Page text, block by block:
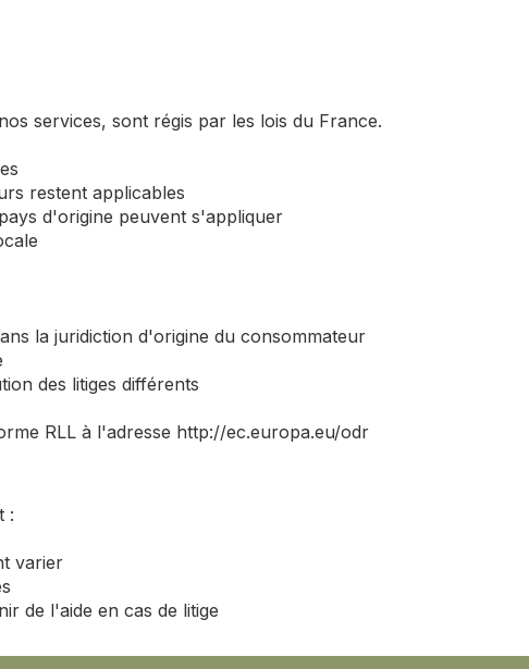
services, sont régis par les lois du France.
restent applicables
d'origine peuvent s'appliquer
la juridiction d'origine du consommateur
des litiges différents
RLL à l'adresse http://ec.europa.eu/odr
:
varier
de l'aide en cas de litige